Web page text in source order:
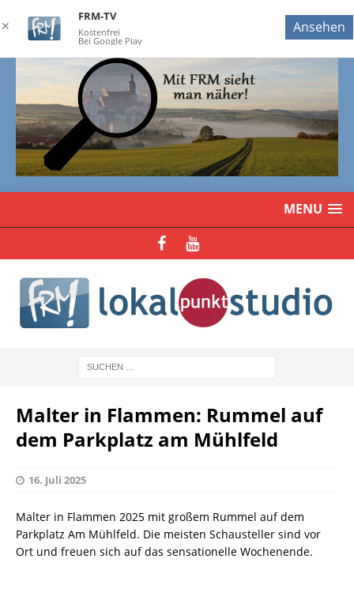
MENU
Malter in Flammen: Rummel auf
dem Parkplatz am Mühlfeld
16. Juli 2025
Malter in Flammen 2025 mit großem Rummel auf dem
Parkplatz Am Mühlfeld. Die meisten Schausteller sind vor
Ort und freuen sich auf das sensationelle Wochenende.
✕
FRM-TV
Kostenfrei
Bei Google Play
Ansehen